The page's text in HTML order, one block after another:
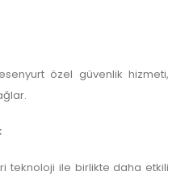
özel güvenlik hizmeti,
teknoloji ile birlikte daha etkili